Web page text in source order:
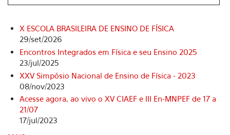
X ESCOLA BRASILEIRA DE ENSINO DE FÍSICA
29/set/2026
Encontros Integrados em Física e seu Ensino 2025
23/jul/2025
XXV Simpósio Nacional de Ensino de Física - 2023
08/nov/2023
Acesse agora, ao vivo o XV CIAEF e III En-MNPEF de 17 a
21/07
17/jul/2023